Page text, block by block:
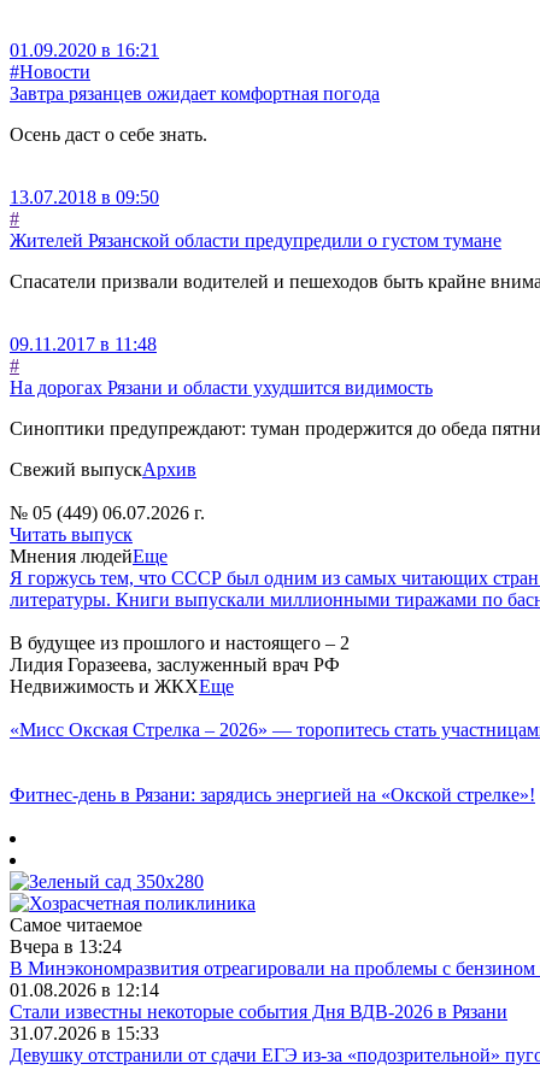
01.09.2020 в 16:21
#Новости
Завтра рязанцев ожидает комфортная погода
Осень даст о себе знать.
13.07.2018 в 09:50
#
Жителей Рязанской области предупредили о густом тумане
Спасатели призвали водителей и пешеходов быть крайне
09.11.2017 в 11:48
#
На дорогах Рязани и области ухудшится видимость
Синоптики предупреждают: туман продержится до обеда
Свежий выпускАрхив
№ 05 (449) 06.07.2026 г.
Читать выпуск
Мнения людейЕще
Я горжусь тем, что СССР был одним из самых читающих стран
литературы. Книги выпускали миллионными тиражами по
В будущее из прошлого и настоящего – 2
Лидия Горазеева, заслуженный врач РФ
Недвижимость и ЖКХЕще
«Мисс Окская Стрелка – 2026» — торопитесь стать
Фитнес‑день в Рязани: зарядись энергией на «Окской стрелке»!
Самое читаемое
Вчера в 13:24
В Минэкономразвития отреагировали на проблемы с
01.08.2026 в 12:14
Стали известны некоторые события Дня ВДВ-2026 в Рязани
31.07.2026 в 15:33
Девушку отстранили от сдачи ЕГЭ из-за «подозрительной»